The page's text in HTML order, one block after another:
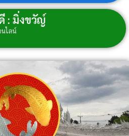
: มิ่งขวัญ์
นไลน์